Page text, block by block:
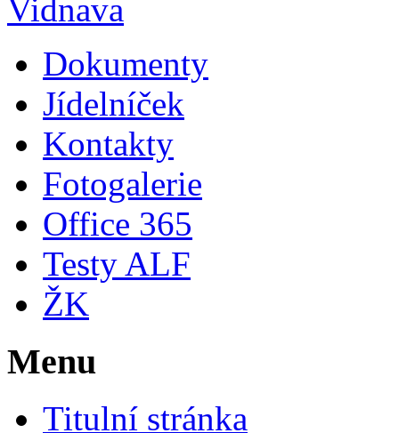
Dokumenty
Jídelníček
Kontakty
Fotogalerie
Office 365
Testy ALF
ŽK
Menu
Titulní stránka